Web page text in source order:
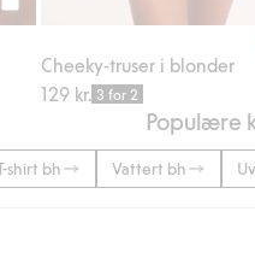
til
Cheeky-truser i blonder
129 kr. 3 for 2
Populære
shirt bh Vattert bh